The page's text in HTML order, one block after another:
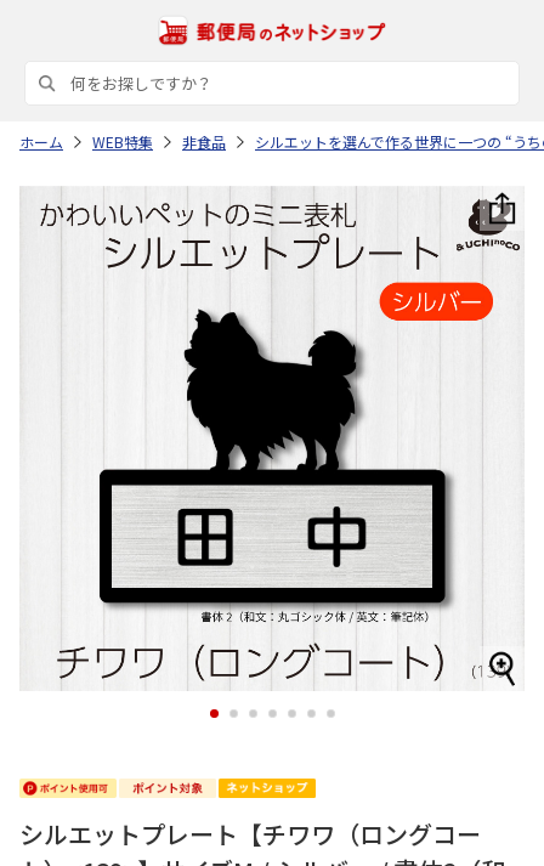
ホーム WEB特集 非食品 シルエットを選んで作る世界に一つの “う
1 2 3 4 5 6 7
シルエットプレート【チワワ（ロングコー